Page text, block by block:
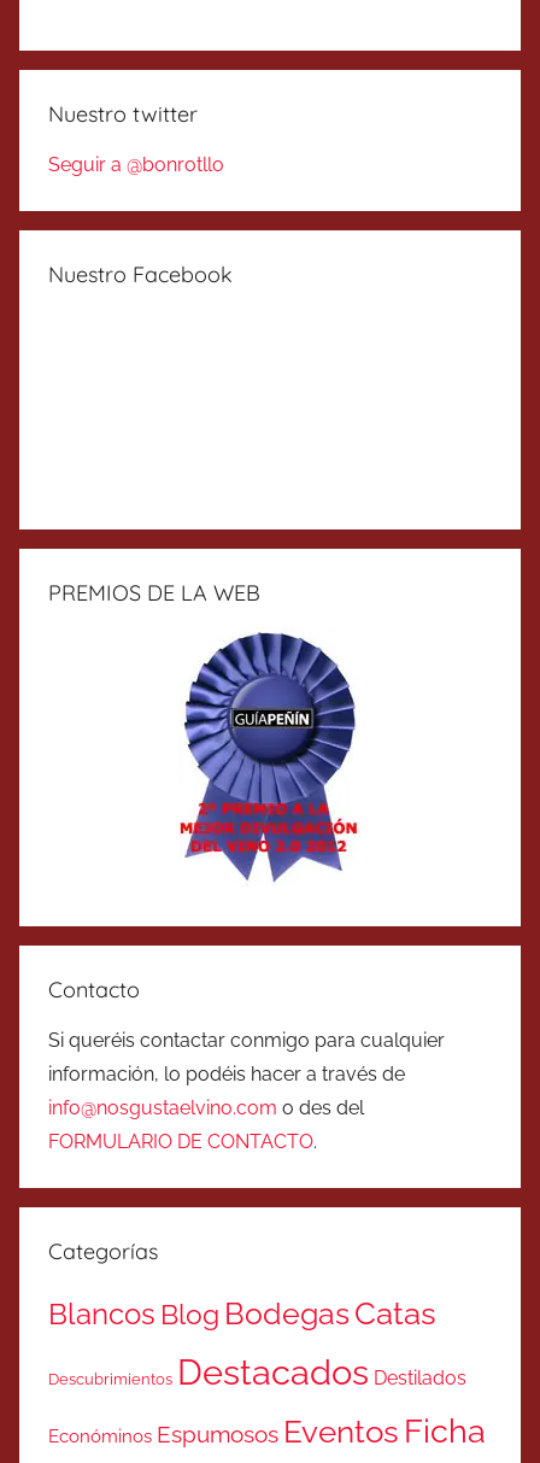
Nuestro twitter
Seguir a @bonrotllo
Nuestro Facebook
PREMIOS DE LA WEB
Contacto
Si queréis contactar conmigo para cualquier
información, lo podéis hacer a través de
info@nosgustaelvino.com o des del
FORMULARIO DE CONTACTO.
Categorías
Blancos Blog BodegasCatas
Descubrimientos Destacados Destilados
Económinos Espumosos Eventos Ficha